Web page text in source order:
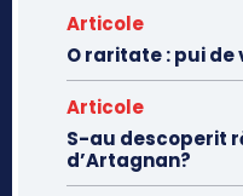
Articole
O raritate : pui
Articole
S-au descoperit
d’Artagnan?